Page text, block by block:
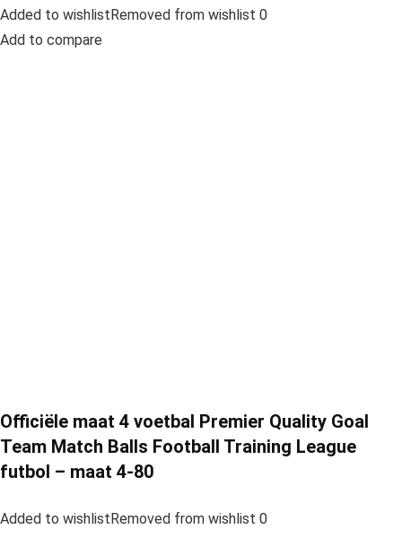
Added to wishlistRemoved from wishlist 0
Add to compare
Officiële maat 4 voetbal Premier Quality Goal
Team Match Balls Football Training League
futbol – maat 4-80
Added to wishlistRemoved from wishlist 0